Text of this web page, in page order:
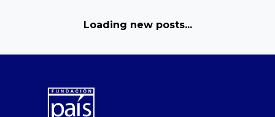
CHEQUEO DIGITAL PARA PYMES. ESTÁ
PRESENTE EN 14 PAÍSES.